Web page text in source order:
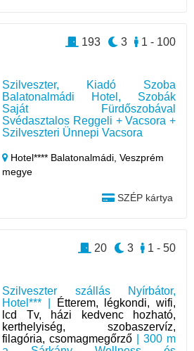
Szilveszter, Kiadó Szoba
Balatonalmádi Hotel, Szobák
Saját Fürdőszobával
Svédasztalos Reggeli + Vacsora +
Szilveszteri Ünnepi Vacsora
Hotel**** Balatonalmádi,Veszprém
megye
SZÉP kártya
1 - 100
3
193
Szilveszter szállás Nyírbátor,
Hotel*** |
Étterem, légkondi, wifi,
lcd Tv, házi kedvenc hozható,
kerthelyiség, szobaszervíz,
filagória, csomagmegőrző | 300 m
1 - 50
3
20